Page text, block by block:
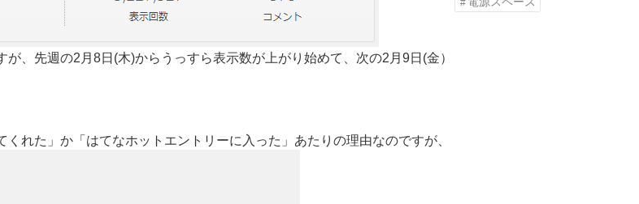
、先週の2月8日(木)からうっすら表示数が上がり始めて、次の2月9日(金）
れた」か「はてなホットエントリーに入った」あたりの理由なのですが、